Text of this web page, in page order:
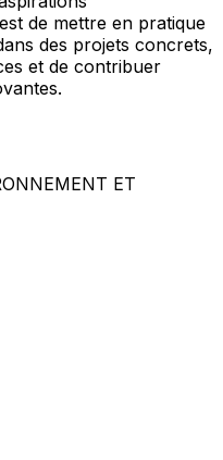
de mettre en pratique
des projets concrets,
et de contribuer
ET